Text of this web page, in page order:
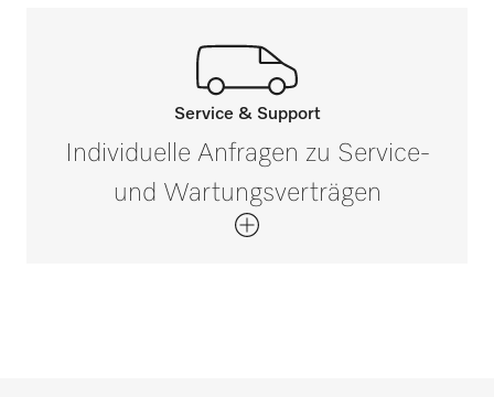
Rufen Sie unsere Experten an.
Wenn Sie Fragen haben oder weitere
Informationen benötigen, kontaktieren Sie
uns bitte unter 0 52 41 22 44 644*
Service & Support
Individuelle Anfragen zu Service-
und Wartungsverträgen